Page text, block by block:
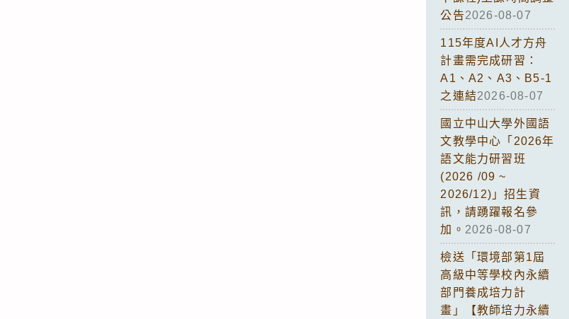
公告2026-08-07
115年度AI人才方舟
計畫需完成研習：
A1、A2、A3、B5-1
之連結2026-08-07
國立中山大學外國語
文教學中心「2026年
語文能力研習班
(2026 /09 ~
2026/12)」招生資
訊，請踴躍報名參
加。 2026-08-07
檢送「環境部第1屆
高級中等學校內永續
部門養成培力計
畫」【教師培力永續